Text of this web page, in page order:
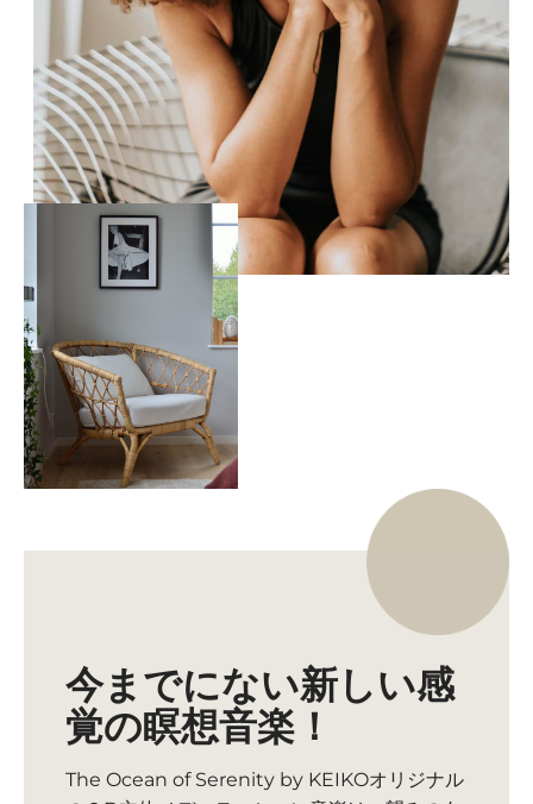
今までにない新しい感
覚の瞑想音楽！
The Ocean of Serenity by KEIKOオリジナル